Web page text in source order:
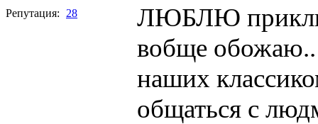
Репутация: 28
ЛЮБЛЮ
вобще
наших
общаться с